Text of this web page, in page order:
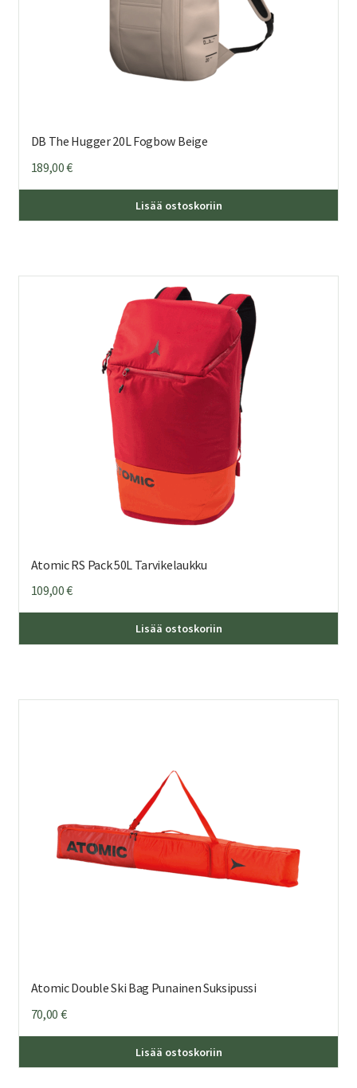
DB The Hugger 20L Fogbow Beige
189,00€
Lisää ostoskoriin
Atomic RS Pack 50L Tarvikelaukku
109,00€
Lisää ostoskoriin
Atomic Double Ski Bag Punainen Suksipussi
70,00 €
Lisää ostoskoriin